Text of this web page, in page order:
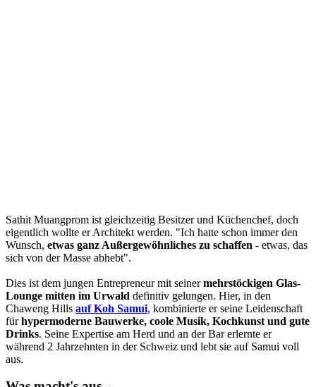
Sathit Muangprom ist gleichzeitig Besitzer und Küchenchef, doch
eigentlich wollte er Architekt werden. "Ich hatte schon immer den
Wunsch, etwas ganz Außergewöhnliches zu schaffen - etwas, das
sich von der Masse abhebt".
Dies ist dem jungen Entrepreneur mit seinermehrstöckigen Glas-
Lounge mitten im Urwald definitiv gelungen. Hier, in den
Chaweng Hills auf Koh Samui, kombinierte er seine Leidenschaft
fürhypermoderne Bauwerke, coole Musik, Kochkunst und gute
Drinks. Seine Expertise am Herd und an der Bar erlernte er
während 2 Jahrzehnten in der Schweiz und lebt sie auf Samui voll
aus.